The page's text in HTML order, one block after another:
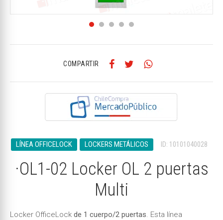
COMPARTIR
LÍNEA OFFICELOCK LOCKERS METÁLICOS ID: 10101040028
·OL1-02 Locker OL 2 puertas
Multi
Locker OfficeLock de 1 cuerpo/2 puertas. Esta línea